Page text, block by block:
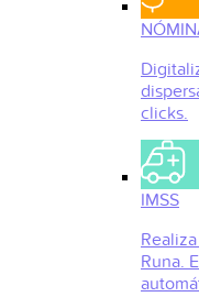
clicks.
IMSS
Runa.